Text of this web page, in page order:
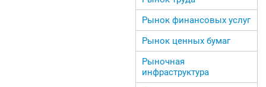
Рынок финансовых услуг
Рынок ценных бумаг
Рыночная
инфраструктура